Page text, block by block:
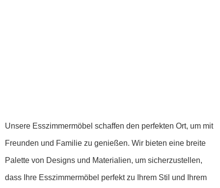
Unsere Esszimmermöbel schaffen den perfekten Ort, um mit
Freunden und Familie zu genießen. Wir bieten eine breite
Palette von Designs und Materialien, um sicherzustellen,
dass Ihre Esszimmermöbel perfekt zu Ihrem Stil und Ihrem